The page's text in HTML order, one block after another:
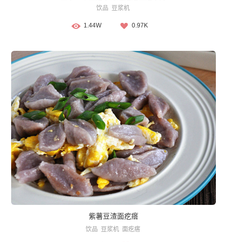
饮品 豆浆机
1.44W 0.97K
紫薯豆渣面疙瘩
饮品 豆浆机 面疙瘩